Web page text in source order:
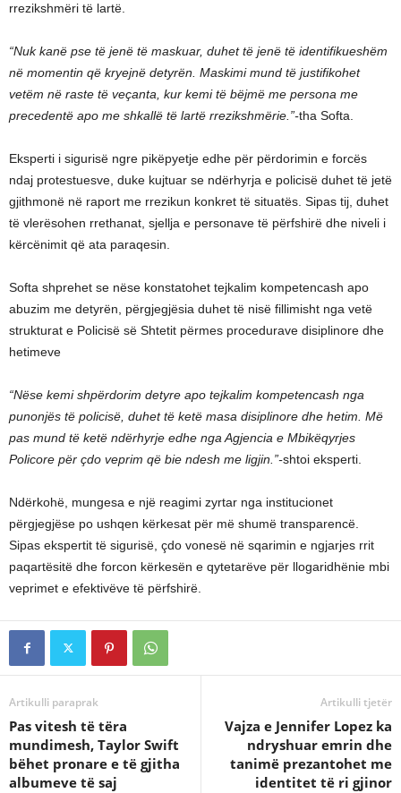
rrezikshmëri të lartë.
“Nuk kanë pse të jenë të maskuar, duhet të jenë të identifikueshëm
në momentin që kryejnë detyrën. Maskimi mund të justifikohet
vetëm në raste të veçanta, kur kemi të bëjmë me persona me
precedentë apo me shkallë të lartë rrezikshmërie.”-tha Softa.
Eksperti i sigurisë ngre pikëpyetje edhe për përdorimin e forcës
ndaj protestuesve, duke kujtuar se ndërhyrja e policisë duhet të jetë
gjithmonë në raport me rrezikun konkret të situatës. Sipas tij, duhet
të vlerësohen rrethanat, sjellja e personave të përfshirë dhe niveli i
kërcënimit që ata paraqesin.
Softa shprehet se nëse konstatohet tejkalim kompetencash apo
abuzim me detyrën, përgjegjësia duhet të nisë fillimisht nga vetë
strukturat e Policisë së Shtetit përmes procedurave disiplinore dhe
hetimeve
“Nëse kemi shpërdorim detyre apo tejkalim kompetencash nga
punonjës të policisë, duhet të ketë masa disiplinore dhe hetim. Më
pas mund të ketë ndërhyrje edhe nga Agjencia e Mbikëqyrjes
Policore për çdo veprim që bie ndesh me ligjin.”-shtoi eksperti.
Ndërkohë, mungesa e një reagimi zyrtar nga institucionet
përgjegjëse po ushqen kërkesat për më shumë transparencë.
Sipas ekspertit të sigurisë, çdo vonesë në sqarimin e ngjarjes rrit
paqartësitë dhe forcon kërkesën e qytetarëve për llogaridhënie mbi
veprimet e efektivëve të përfshirë.
Artikulli paraprak
Pas vitesh të tëra
mundimesh, Taylor Swift
bëhet pronare e të gjitha
albumeve të saj
Artikulli tjetër
Vajza e Jennifer Lopez ka
ndryshuar emrin dhe
tanimë prezantohet me
identitet të ri gjinor